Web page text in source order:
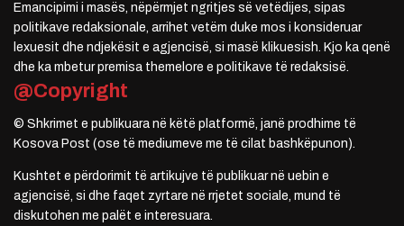
Emancipimi i masës, nëpërmjet ngritjes së vetëdijes, sipas
politikave redaksionale, arrihet vetëm duke mos i konsideruar
lexuesit dhe ndjekësit e agjencisë, si masë klikuesish. Kjo ka qenë
dhe ka mbetur premisa themelore e politikave të redaksisë.
@Copyright
© Shkrimet e publikuara në këtë platformë, janë prodhime të
Kosova Post (ose të mediumeve me të cilat bashkëpunon).
Kushtet e përdorimit të artikujve të publikuar në uebin e
agjencisë, si dhe faqet zyrtare në rrjetet sociale, mund të
diskutohen me palët e interesuara.